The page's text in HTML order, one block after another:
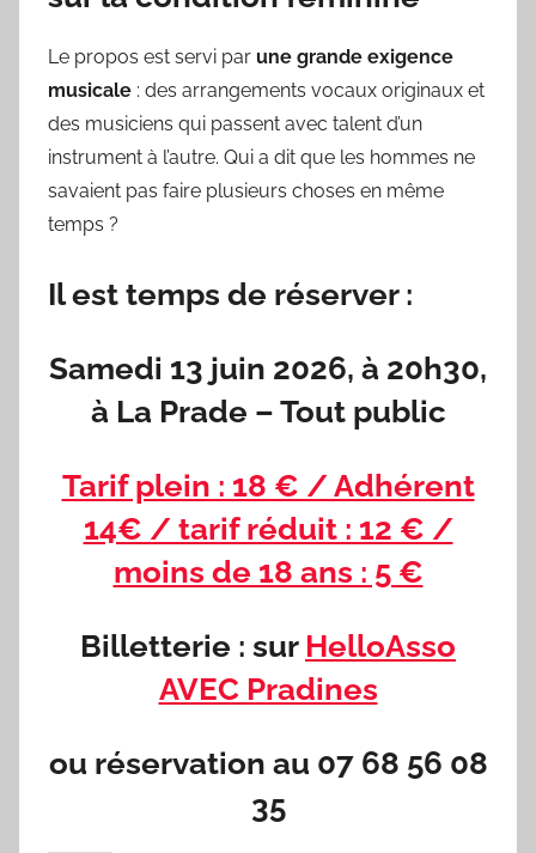
Le propos est servi par une grande exigence
musicale : des arrangements vocaux originaux et
des musiciens qui passent avec talent d’un
instrument à l’autre. Qui a dit que les hommes ne
savaient pas faire plusieurs choses en même
temps ?
Il est temps de réserver :
Samedi 13 juin 2026, à 20h30,
à La Prade – Tout public
Tarif plein : 18 € / Adhérent
14€ / tarif réduit : 12 € /
moins de 18 ans : 5 €
Billetterie : sur HelloAsso
AVEC Pradines
ou réservation au 07 68 56 08
35